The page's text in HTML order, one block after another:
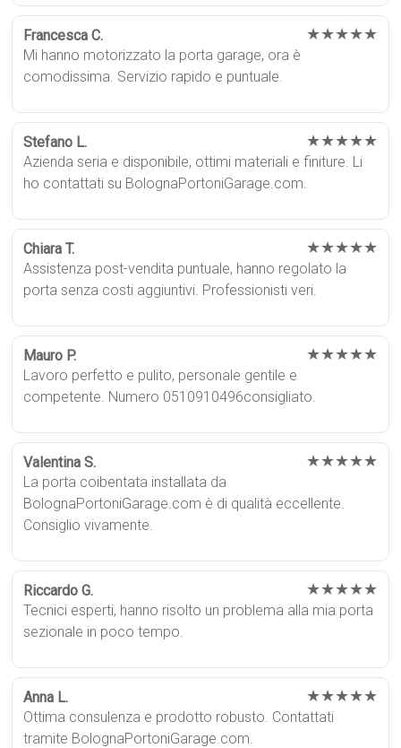
Francesca C. ★★★★★
Mi hanno motorizzato la porta garage, ora è
comodissima. Servizio rapido e puntuale.
Stefano L. ★★★★★
Azienda seria e disponibile, ottimi materiali e finiture. Li
ho contattati su BolognaPortoniGarage.com.
Chiara T. ★★★★★
Assistenza post-vendita puntuale, hanno regolato la
porta senza costi aggiuntivi. Professionisti veri.
Mauro P. ★★★★★
Lavoro perfetto e pulito, personale gentile e
competente. Numero 0510910496consigliato.
Valentina S. ★★★★★
La porta coibentata installata da
BolognaPortoniGarage.com è di qualità eccellente.
Consiglio vivamente.
Riccardo G. ★★★★★
Tecnici esperti, hanno risolto un problema alla mia porta
sezionale in poco tempo.
Anna L. ★★★★★
Ottima consulenza e prodotto robusto. Contattati
tramite BolognaPortoniGarage.com.